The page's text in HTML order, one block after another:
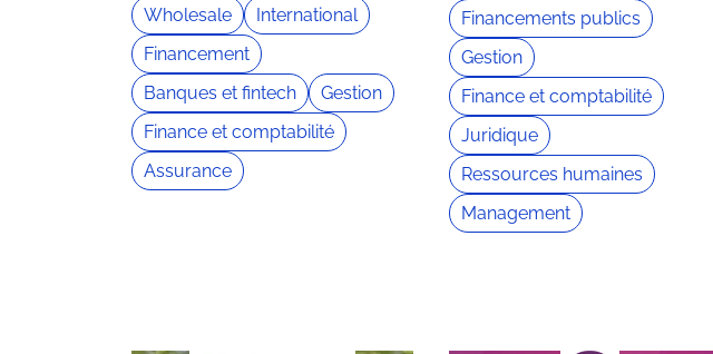
Wholesale
International
Financement
Banques et fintech
Gestion
Finance et comptabilité
Assurance
Financements publics
Gestion
Finance et comptabilité
Juridique
Ressources humaines
Management